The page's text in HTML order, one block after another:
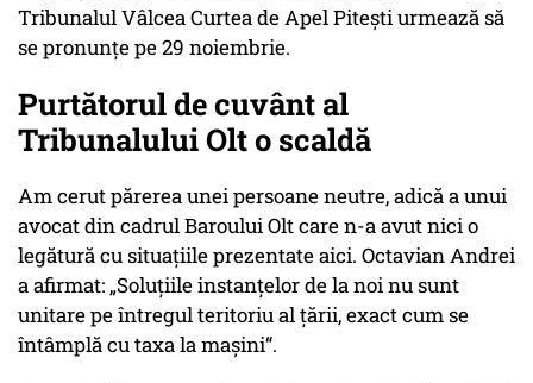
Tribunalul Vâlcea Curtea de Apel Piteşti urmează să
se pronunţe pe 29 noiembrie.
Purtătorul de cuvânt al
Tribunalului Olt o scaldă
Am cerut părerea unei persoane neutre, adică a unui
avocat din cadrul Baroului Olt care n-a avut nici o
legătură cu situaţiile prezentate aici. Octavian Andrei
a afirmat: „Soluţiile instanţelor de la noi nu sunt
unitare pe întregul teritoriu al ţării, exact cum se
întâmplă cu taxa la maşini“.